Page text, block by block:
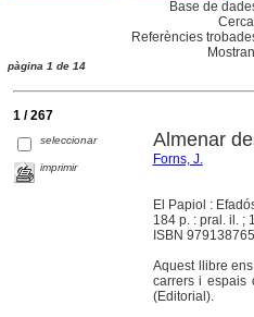
Base de
Referències
pàgina 1 de 14
1 / 267
seleccionar
imprimir
Almenar
Forns, J.
El Papiol :
184 p. : pral. il. ;
ISBN
Aquest llibre
carrers i espais
(Editorial).